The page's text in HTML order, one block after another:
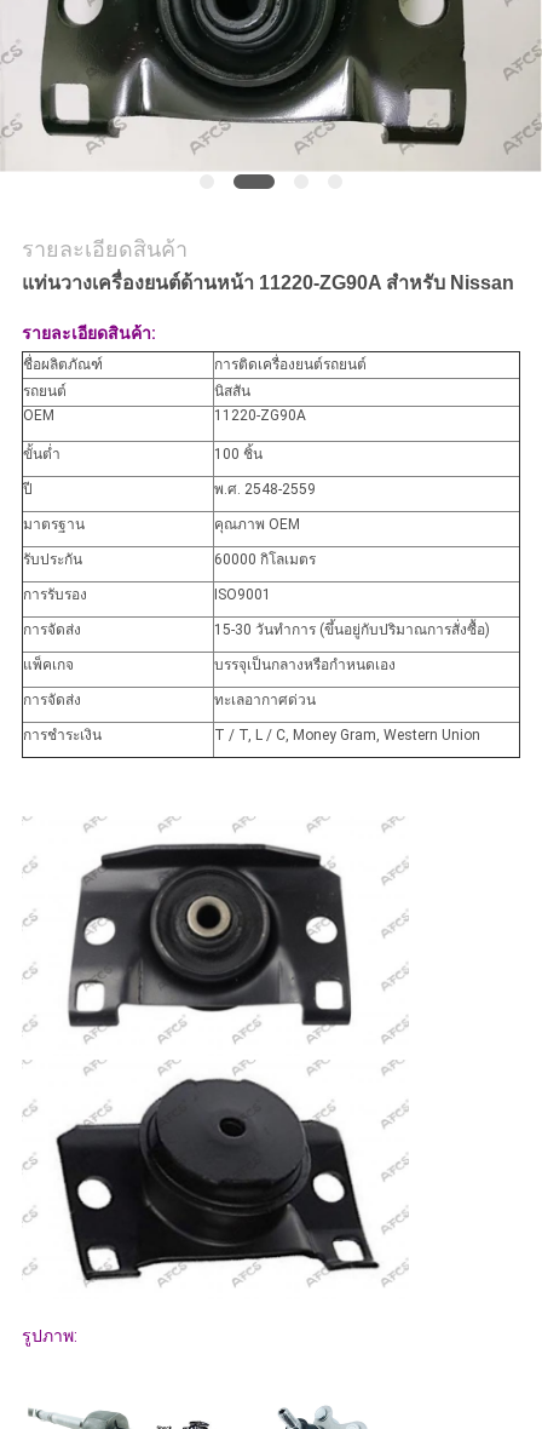
แผนผัง
เว็บไซต์
ความ
เป็น
ส่วน
ตัว
รายละเอียดสินค้า
แท่นวางเครื่องยนต์ด้านหน้า 11220-ZG90A สำหรับ Nissan
รายละเอียดสินค้า:
ชื่อผลิตภัณฑ์
การติดเครื่องยนต์รถยนต์
รถยนต์
นิสสัน
OEM
11220-ZG90A
ขั้นต่ำ 100 ชิ้น
ปี พ.ศ. 2548-2559
มาตรฐาน คุณภาพ OEM
รับประกัน 60000 กิโลเมตร
การรับรอง ISO9001
การจัดส่ง 15-30 วันทำการ (ขึ้นอยู่กับปริมาณการสั่งซื้อ)
แพ็คเกจ บรรจุเป็นกลางหรือกำหนดเอง
การจัดส่ง ทะเลอากาศด่วน
การชำระเงิน T / T, L / C, Money Gram, Western Union
รูปภาพ: